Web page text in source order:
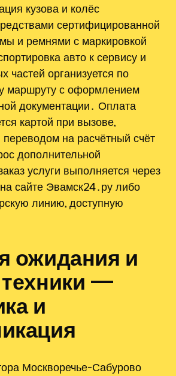
кузова и колёс
сертифицированной
и ремнями с маркировкой
авто к сервису и
частей организуется по
маршруту с оформлением
документации․ Оплата
картой при вызове,
на расчётный счёт
дополнительной
услуги выполняется через
сайте Эвамск24․ру либо
линию, доступную
ожидания и
—
и
Москворечье-Сабурово